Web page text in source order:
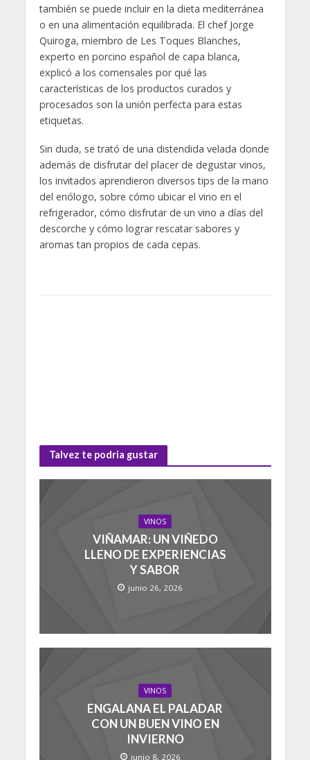
también se puede incluir en la dieta mediterránea
o en una alimentación equilibrada. El chef Jorge
Quiroga, miembro de Les Toques Blanches,
experto en porcino español de capa blanca,
explicó a los comensales por qué las
características de los productos curados y
procesados son la unión perfecta para estas
etiquetas.
Sin duda, se trató de una distendida velada donde
además de disfrutar del placer de degustar vinos,
los invitados aprendieron diversos tips de la mano
del enólogo, sobre cómo ubicar el vino en el
refrigerador, cómo disfrutar de un vino a días del
descorche y cómo lograr rescatar sabores y
aromas tan propios de cada cepas.
Talvez te podria gustar
VINOS
VIÑAMAR: UN VIÑEDO
LLENO DE EXPERIENCIAS
Y SABOR
junio 26, 2026
VINOS
ENGALANA EL PALADAR
CON UN BUEN VINO EN
INVIERNO
junio 8, 2026